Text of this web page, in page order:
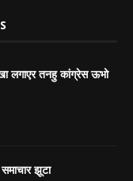
लगाएर तनहु कांग्रेस ऊभो
झूटा